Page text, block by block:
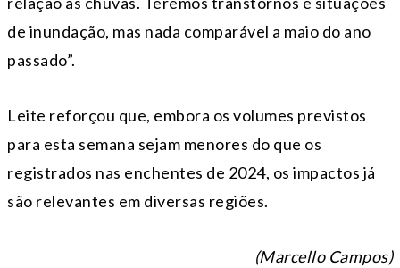
de inundação, mas nada comparável a maio do ano
passado”.
Leite reforçou que, embora os volumes previstos
para esta semana sejam menores do que os
registrados nas enchentes de 2024, os impactos já
são relevantes em diversas regiões.
(Marcello Campos)